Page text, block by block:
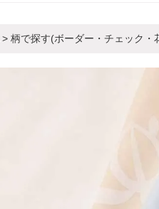
> 柄で探す(ボーダー・チェック・